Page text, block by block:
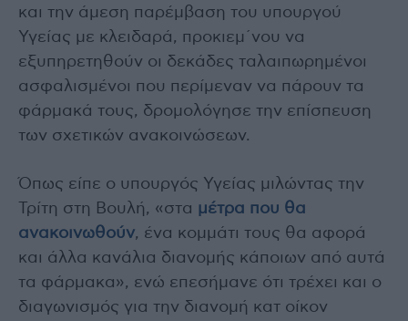
και την άμεση παρέμβαση του υπουργού
Υγείας με κλειδαρά, προκιεμ΄νου να
εξυπηρετηθούν οι δεκάδες ταλαιπωρημένοι
ασφαλισμένοι που περίμεναν να πάρουν τα
φάρμακά τους, δρομολόγησε την επίσπευση
των σχετικών ανακοινώσεων.
Όπως είπε ο υπουργός Υγείας μιλώντας την
Τρίτη στη Βουλή, «στα μέτρα που θα
ανακοινωθούν, ένα κομμάτι τους θα αφορά
και άλλα κανάλια διανομής κάποιων από αυτά
τα φάρμακα», ενώ επεσήμανε ότι τρέχει και ο
διαγωνισμός για την διανομή κατ οίκον